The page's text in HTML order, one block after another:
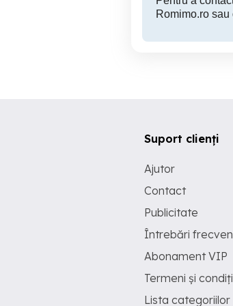
Romimo.ro
Suport clienți
Ajutor
Contact
Publicitate
Întrebări
Abonament VIP
Termeni și
Lista categoriilor